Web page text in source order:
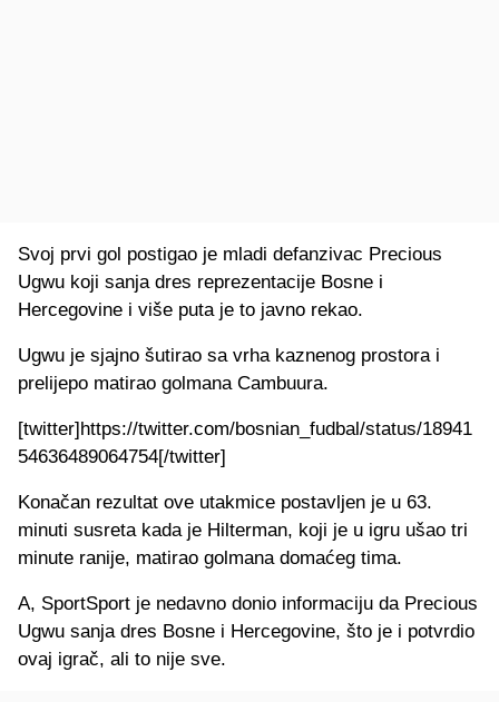
Svoj prvi gol postigao je mladi defanzivac Precious
Ugwu koji sanja dres reprezentacije Bosne i
Hercegovine i više puta je to javno rekao.
Ugwu je sjajno šutirao sa vrha kaznenog prostora i
prelijepo matirao golmana Cambuura.
[twitter]https://twitter.com/bosnian_fudbal/status/18941
54636489064754[/twitter]
Konačan rezultat ove utakmice postavljen je u 63.
minuti susreta kada je Hilterman, koji je u igru ušao tri
minute ranije, matirao golmana domaćeg tima.
A, SportSport je nedavno donio informaciju da Precious
Ugwu sanja dres Bosne i Hercegovine, što je i potvrdio
ovaj igrač, ali to nije sve.